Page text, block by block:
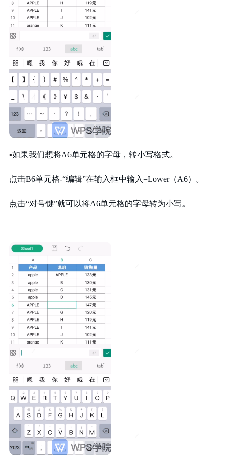
▪如果我们想将A6单元格的字母， 转小写格式。
点击B6单元格-“编辑”在输入框中输入=Lower（A6）。
点击“对号键”就可以将A6单元格的字母转为小写。